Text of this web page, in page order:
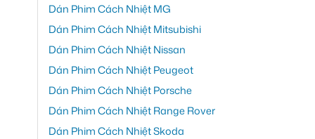
Dán Phim Cách Nhiệt MG
Dán Phim Cách Nhiệt Mitsubishi
Dán Phim Cách Nhiệt Nissan
Dán Phim Cách Nhiệt Peugeot
Dán Phim Cách Nhiệt Porsche
Dán Phim Cách Nhiệt Range Rover
Dán Phim Cách Nhiệt Skoda